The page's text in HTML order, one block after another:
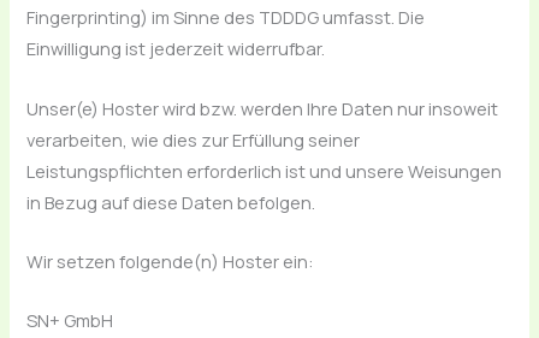
Fingerprinting) im Sinne des TDDDG umfasst. Die
Einwilligung ist jederzeit widerrufbar.
Unser(e) Hoster wird bzw. werden Ihre Daten nur insoweit
verarbeiten, wie dies zur Erfüllung seiner
Leistungspflichten erforderlich ist und unsere Weisungen
in Bezug auf diese Daten befolgen.
Wir setzen folgende(n) Hoster ein:
SN+ GmbH